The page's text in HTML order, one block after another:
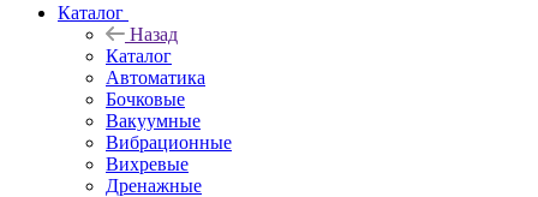
Каталог
Назад
Каталог
Автоматика
Бочковые
Вакуумные
Вибрационные
Вихревые
Дренажные